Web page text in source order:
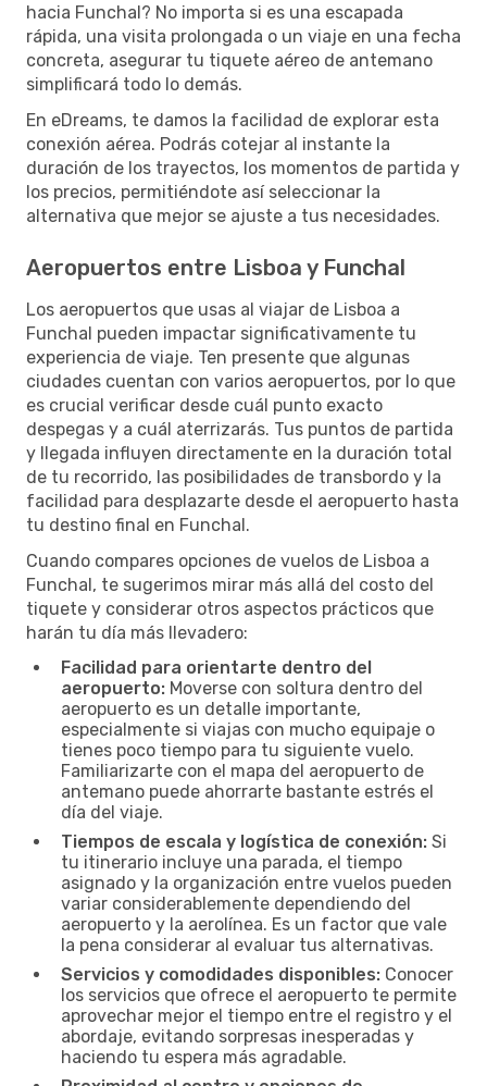
hacia Funchal? No importa si es una escapada
rápida, una visita prolongada o un viaje en una fecha
concreta, asegurar tu tiquete aéreo de antemano
simplificará todo lo demás.
En eDreams, te damos la facilidad de explorar esta
conexión aérea. Podrás cotejar al instante la
duración de los trayectos, los momentos de partida y
los precios, permitiéndote así seleccionar la
alternativa que mejor se ajuste a tus necesidades.
Aeropuertos entre Lisboa y Funchal
Los aeropuertos que usas al viajar de Lisboa a
Funchal pueden impactar significativamente tu
experiencia de viaje. Ten presente que algunas
ciudades cuentan con varios aeropuertos, por lo que
es crucial verificar desde cuál punto exacto
despegas y a cuál aterrizarás. Tus puntos de partida
y llegada influyen directamente en la duración total
de tu recorrido, las posibilidades de transbordo y la
facilidad para desplazarte desde el aeropuerto hasta
tu destino final en Funchal.
Cuando compares opciones de vuelos de Lisboa a
Funchal, te sugerimos mirar más allá del costo del
tiquete y considerar otros aspectos prácticos que
harán tu día más llevadero:
Facilidad para orientarte dentro del
aeropuerto: Moverse con soltura dentro del
aeropuerto es un detalle importante,
especialmente si viajas con mucho equipaje o
tienes poco tiempo para tu siguiente vuelo.
Familiarizarte con el mapa del aeropuerto de
antemano puede ahorrarte bastante estrés el
día del viaje.
Tiempos de escala y logística de conexión: Si
tu itinerario incluye una parada, el tiempo
asignado y la organización entre vuelos pueden
variar considerablemente dependiendo del
aeropuerto y la aerolínea. Es un factor que vale
la pena considerar al evaluar tus alternativas.
Servicios y comodidades disponibles: Conocer
los servicios que ofrece el aeropuerto te permite
aprovechar mejor el tiempo entre el registro y el
abordaje, evitando sorpresas inesperadas y
haciendo tu espera más agradable.